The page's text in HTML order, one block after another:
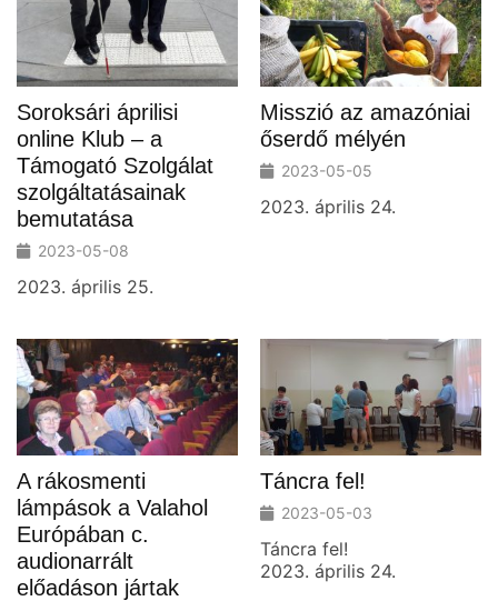
Soroksári áprilisi
online Klub – a
Támogató Szolgálat
szolgáltatásainak
bemutatása
2023-05-08
2023. április 25.
Misszió az amazóniai
őserdő mélyén
2023-05-05
2023. április 24.
A rákosmenti
lámpások a Valahol
Európában c.
audionarrált
előadáson jártak
Táncra fel!
2023-05-03
Táncra fel!
2023. április 24.